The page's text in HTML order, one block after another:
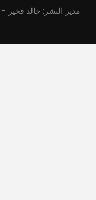
مدير النشر: خالد فخير